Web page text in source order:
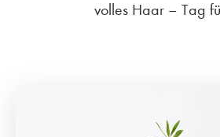
volles Haar – Tag